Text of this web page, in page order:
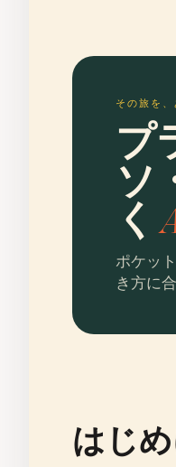
その旅を
プ
ソ
く
ポケッ
き方に
はじ